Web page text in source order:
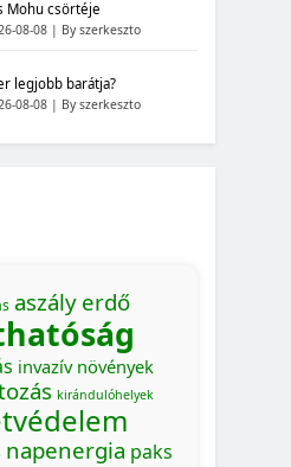
Mohu csörtéje
08-08 By szerkeszto
legjobb barátja?
08-08 By szerkeszto
aszály erdő
invazív növények
kirándulóhelyek
napenergia paks